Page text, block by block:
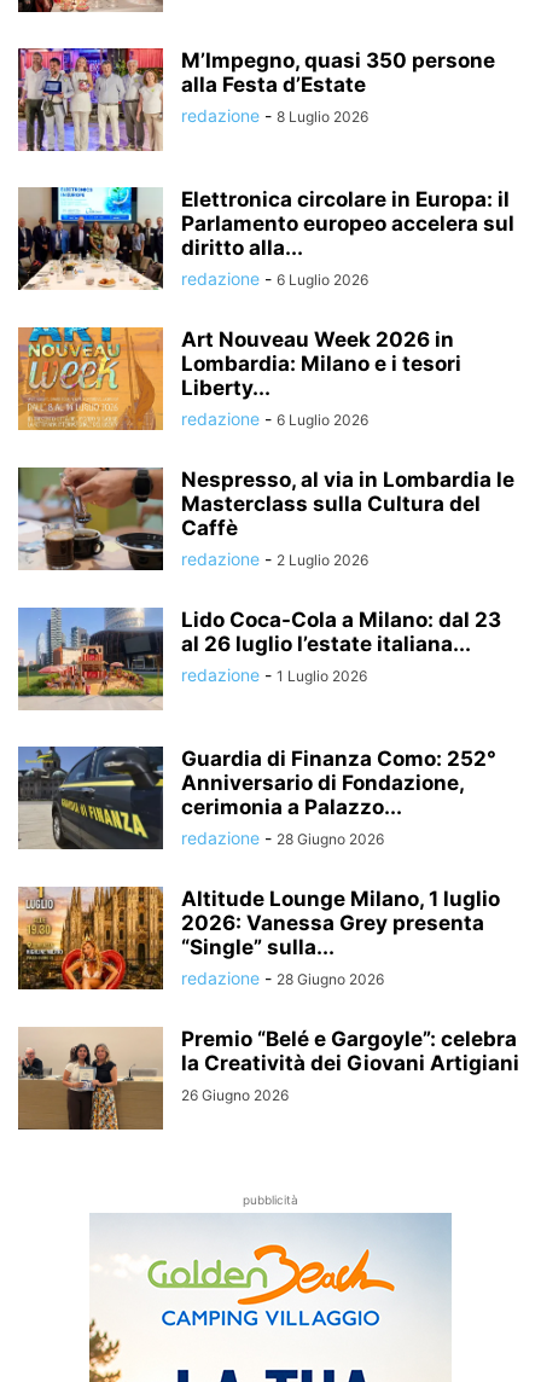
M’Impegno, quasi 350 persone
alla Festa d’Estate
redazione - 8 Luglio 2026
Elettronica circolare in Europa: il
Parlamento europeo accelera sul
diritto alla...
redazione - 6 Luglio 2026
Art Nouveau Week 2026 in
Lombardia: Milano e i tesori
Liberty...
redazione - 6 Luglio 2026
Nespresso, al via in Lombardia le
Masterclass sulla Cultura del
Caffè
redazione - 2 Luglio 2026
Lido Coca-Cola a Milano: dal 23
al 26 luglio l’estate italiana...
redazione - 1 Luglio 2026
Guardia di Finanza Como: 252°
Anniversario di Fondazione,
cerimonia a Palazzo...
redazione - 28 Giugno 2026
Altitude Lounge Milano, 1 luglio
2026: Vanessa Grey presenta
“Single” sulla...
redazione - 28 Giugno 2026
Premio “Belé e Gargoyle”: celebra
la Creatività dei Giovani Artigiani
26 Giugno 2026
pubblicità